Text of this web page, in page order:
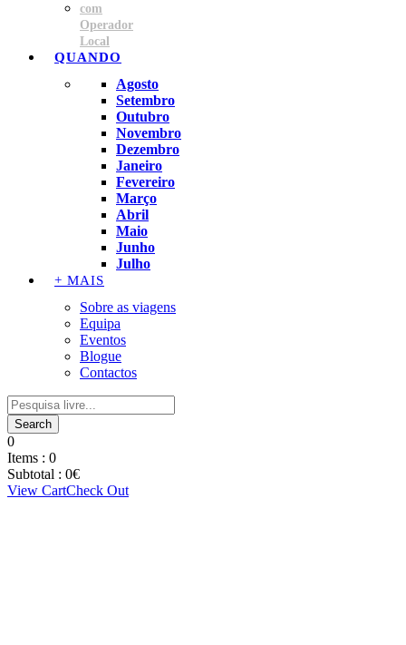
com
Operador
Local
QUANDO
Agosto
Setembro
Outubro
Novembro
Dezembro
Janeiro
Fevereiro
Março
Abril
Maio
Junho
Julho
+ MAIS
Sobre as viagens
Equipa
Eventos
Blogue
Contactos
0
Items : 0
Subtotal : 0€
View CartCheck Out